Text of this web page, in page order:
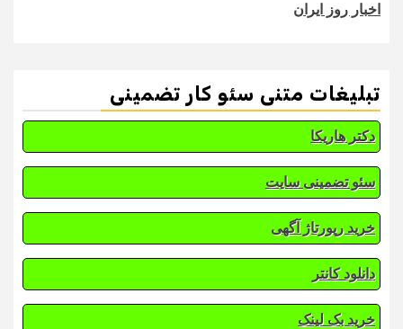
اخبار روز ایران
تبلیغات متنی سئو کار تضمینی
دکتر هاریکا
سئو تضمینی سایت
خرید رپورتاژ آگهی
دانلود کانتر
خرید بک لینک